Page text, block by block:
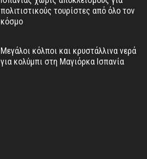
πολιτιστικούς τουρίστες από όλο τον
κόσμο
Μεγάλοι κόλποι και κρυστάλλινα νερά
για κολύμπι στη Μαγιόρκα Ισπανία